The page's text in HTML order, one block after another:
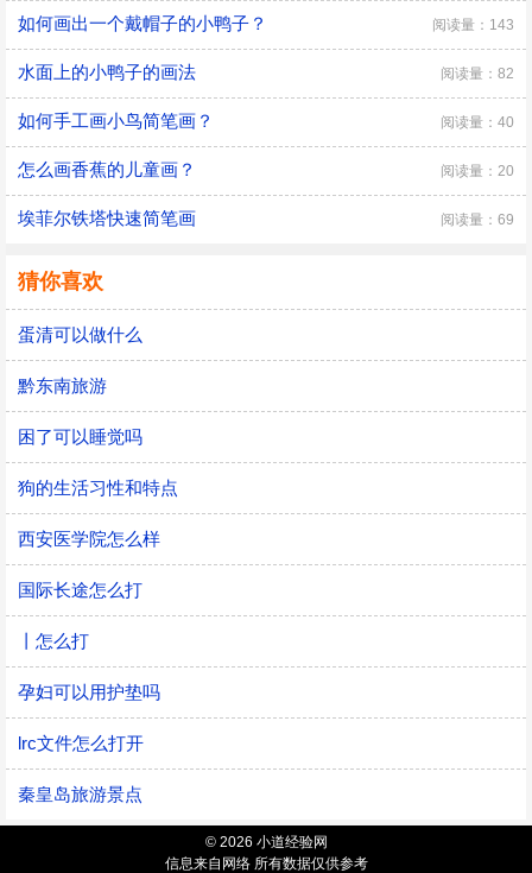
如何画出一个戴帽子的小鸭子？ 阅读量：143
水面上的小鸭子的画法 阅读量：82
如何手工画小鸟简笔画？ 阅读量：40
怎么画香蕉的儿童画？ 阅读量：20
埃菲尔铁塔快速简笔画 阅读量：69
猜你喜欢
蛋清可以做什么
黔东南旅游
困了可以睡觉吗
狗的生活习性和特点
西安医学院怎么样
国际长途怎么打
丨怎么打
孕妇可以用护垫吗
lrc文件怎么打开
秦皇岛旅游景点
© 2026 小道经验网
信息来自网络 所有数据仅供参考